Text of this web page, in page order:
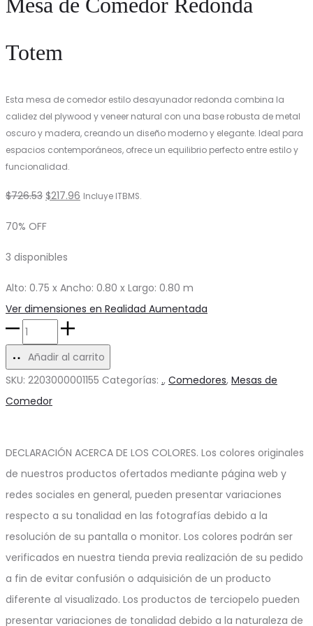
Mesa de Comedor Redonda
Totem
Esta mesa de comedor estilo desayunador redonda combina la
calidez del plywood y veneer natural con una base robusta de metal
oscuro y madera, creando un diseño moderno y elegante. Ideal para
espacios contemporáneos, ofrece un equilibrio perfecto entre estilo y
funcionalidad.
$726.53 El
era:
$217.96 ElIncluye ITBMS.
70% OFF
3 disponibles
Alto: 0.75 x Ancho: 0.80 x Largo: 0.80 m
Ver dimensiones en Realidad Aumentada
Mesa
de
Comedor
Añadir al carrito
SKU: 2203000001155 Categorías: ., Comedores, Mesas de
Comedor
DECLARACIÓN ACERCA DE LOS COLORES. Los colores originales
de nuestros productos ofertados mediante página web y
redes sociales en general, pueden presentar variaciones
respecto a su tonalidad en las fotografías debido a la
resolución de su pantalla o monitor. Los colores podrán ser
verificados en nuestra tienda previa realización de su pedido
a fin de evitar confusión o adquisición de un producto
diferente al visualizado. Los productos de terciopelo pueden
presentar variaciones de tonalidad debido a la naturaleza de